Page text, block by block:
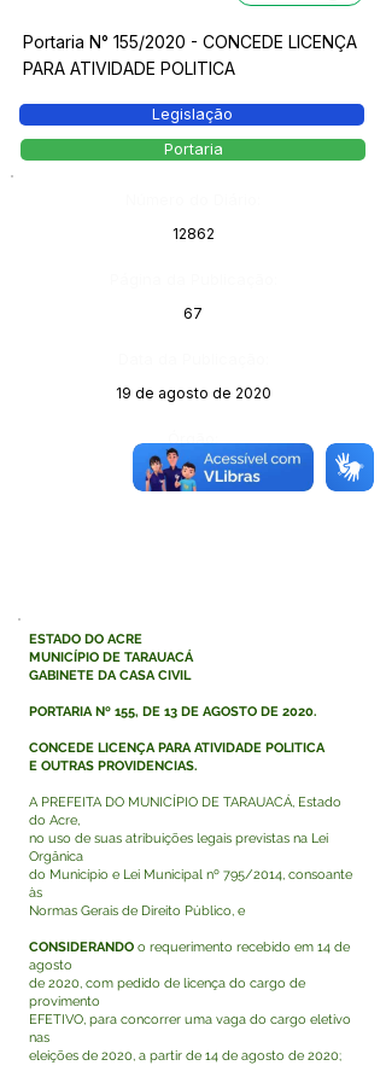
Portaria N° 155/2020 - CONCEDE LICENÇA
PARA ATIVIDADE POLITICA
Legislação
Portaria
12862
67
19 de agosto de 2020
Educação
ESTADO DO ACRE
MUNICÍPIO DE TARAUACÁ
GABINETE DA CASA CIVIL
PORTARIA Nº 155, DE 13 DE AGOSTO DE 2020.
CONCEDE LICENÇA PARA ATIVIDADE POLITICA
E OUTRAS PROVIDENCIAS.
A PREFEITA DO MUNICÍPIO DE TARAUACÁ, Estado
do Acre,
no uso de suas atribuições legais previstas na Lei
Orgânica
do Município e Lei Municipal nº 795/2014, consoante
às
Normas Gerais de Direito Público, e
CONSIDERANDO o requerimento recebido em 14 de
agosto
de 2020, com pedido de licença do cargo de
provimento
EFETIVO, para concorrer uma vaga do cargo eletivo
nas
eleições de 2020, a partir de 14 de agosto de 2020;